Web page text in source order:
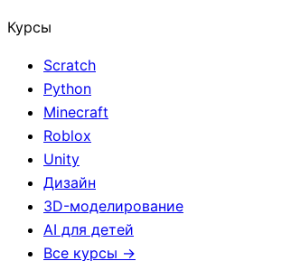
Курсы
Scratch
Python
Minecraft
Roblox
Unity
Дизайн
3D-моделирование
AI для детей
Все курсы →